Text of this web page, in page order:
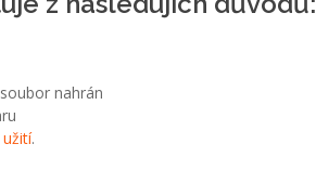
nahrán
.